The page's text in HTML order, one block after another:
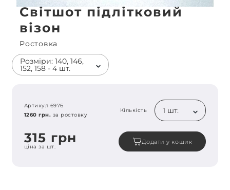
Світшот підлітковий
візон
Ростовка
Розміри: 140, 146,
152, 158 - 4 шт.
Артикул 6976
1260 грн. за ростовку
Кількість 1 шт.
315 грн
ціна за шт.
Додати у кошик